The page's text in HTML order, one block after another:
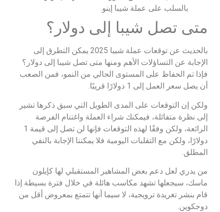
بالسلب على عملة شيبا إينو.
متى تصل شيبا إلى دولار؟
بالحديث عن توقعات عملة شيبا 2025 يمكن التطرق إلى
الإجابة عن التساؤلات الأهم ومنها متى تصل شيبا إلى دولار؟
فإذا تم الحفاظ على المستوى الحالي من النمو، فمن الصعب
أن يصل سعر العمل إلى 1 دولارًا قريبًا.
ولكن إن التوقعات على المدى الطويل التي سبق ذكرها تشير
إلى نظرة متفائلة، فيمكنك شراء العملة واغتنام الفرصة
الرائعة، ولكن وفقًا لهذه التوقعات فإنها لن تصل إلى قيمة 1
دولارًا، ولكن مع التقلبات اليومية فلا يمكننا الإجابة بالنفي
المطلق.
من يدري لعل دعم بعض المشاهير المستقبلي لها كإيلون
ماسك، سيجعلها تشهد مكاسب هائلة في خلال فترة بسيطة إذا
قام بنشر تغريدة ترويجية، لا سيما أنها تتمتع بمعروض أقل من
دوجكوين.